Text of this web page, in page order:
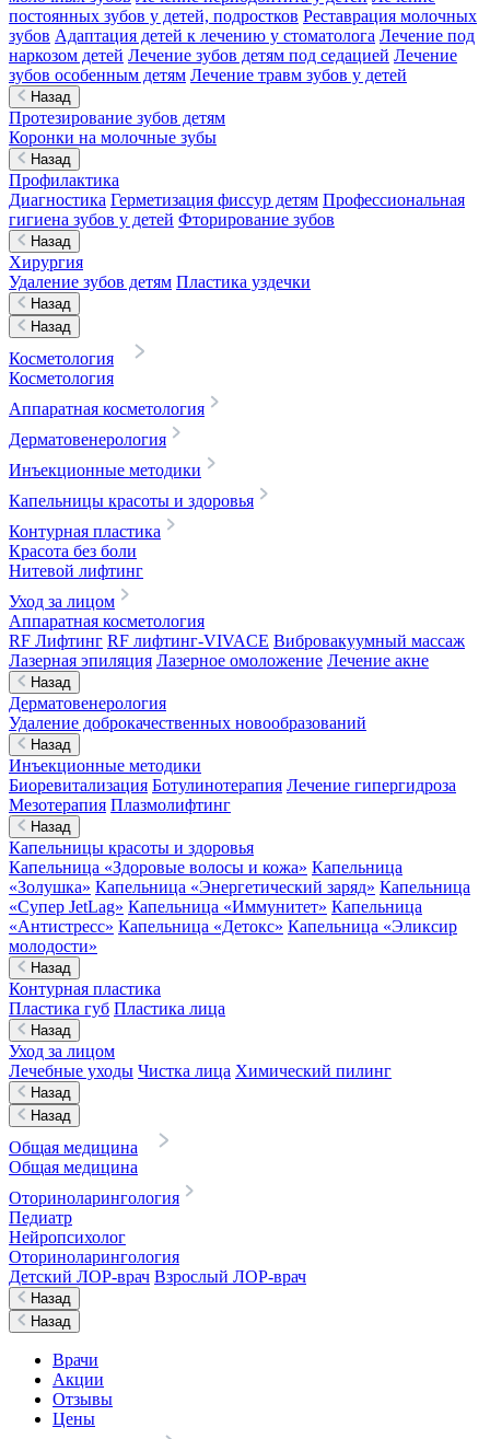
постоянных зубов у детей, подростков Реставрация молочных
зубов Адаптация детей к лечению у стоматолога Лечение под
наркозом детей Лечение зубов детям под седацией Лечение
зубов особенным детям Лечение травм зубов у детей
Назад
Протезирование зубов детям
Коронки на молочные зубы
Назад
Профилактика
Диагностика Герметизация фиссур детям Профессиональная
гигиена зубов у детей Фторирование зубов
Назад
Хирургия
Удаление зубов детям Пластика уздечки
Назад
Назад
Косметология
Косметология
Аппаратная косметология
Дерматовенерология
Инъекционные методики
Капельницы красоты и здоровья
Контурная пластика
Красота без боли
Нитевой лифтинг
Уход за лицом
Аппаратная косметология
RF Лифтинг RF лифтинг-VIVACE Вибровакуумный массаж
Лазерная эпиляция Лазерное омоложение Лечение акне
Назад
Дерматовенерология
Удаление доброкачественных новообразований
Назад
Инъекционные методики
Биоревитализация Ботулинотерапия Лечение гипергидроза
Мезотерапия Плазмолифтинг
Назад
Капельницы красоты и здоровья
Капельница «Здоровые волосы и кожа» Капельница
«Золушка» Капельница «Энергетический заряд» Капельница
«Супер JetLag» Капельница «Иммунитет» Капельница
«Антистресс» Капельница «Детокс» Капельница «Эликсир
молодости»
Назад
Контурная пластика
Пластика губ Пластика лица
Назад
Уход за лицом
Лечебные уходы Чистка лица Химический пилинг
Назад
Назад
Общая медицина
Общая медицина
Оториноларингология
Педиатр
Нейропсихолог
Оториноларингология
Детский ЛОР-врач Взрослый ЛОР-врач
Назад
Назад
Врачи
Акции
Отзывы
Цены